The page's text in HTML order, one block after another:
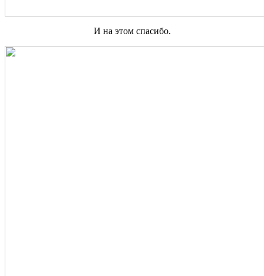
И на этом спасибо.